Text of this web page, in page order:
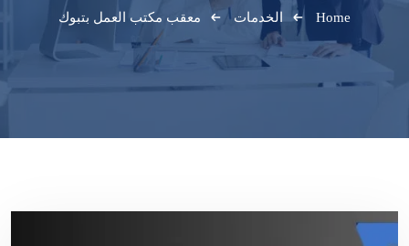
Home الخدمات معقب مكتب العمل بتبوك